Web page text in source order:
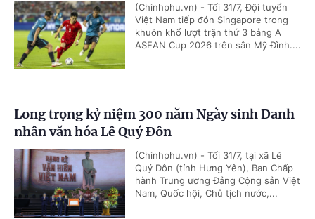
(Chinhphu.vn) - Tối 31/7, Đội tuyển
Việt Nam tiếp đón Singapore trong
khuôn khổ lượt trận thứ 3 bảng A
ASEAN Cup 2026 trên sân Mỹ Đình....
Long trọng kỷ niệm 300 năm Ngày sinh Danh
nhân văn hóa Lê Quý Đôn
(Chinhphu.vn) - Tối 31/7, tại xã Lê
Quý Đôn (tỉnh Hưng Yên), Ban Chấp
hành Trung ương Đảng Cộng sản Việt
Nam, Quốc hội, Chủ tịch nước,...